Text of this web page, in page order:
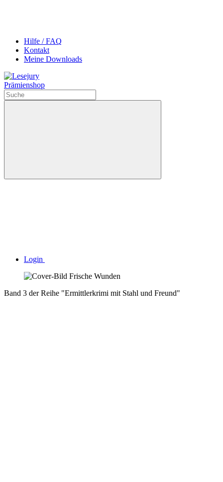
Hilfe / FAQ
Kontakt
Meine Downloads
Prämienshop
Login
Band 3 der Reihe "Ermittlerkrimi mit Stahl und Freund"